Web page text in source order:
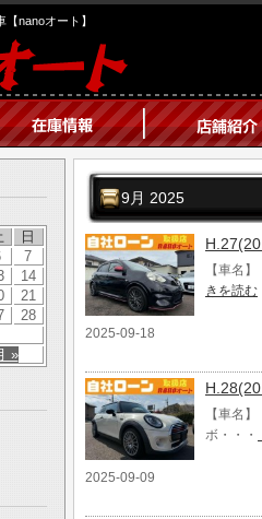
nanoオート】
日
»
7
14
21
28
9月 2025
【車名
きを読む
2025-09-18
【車名
ボ・・・
2025-09-09